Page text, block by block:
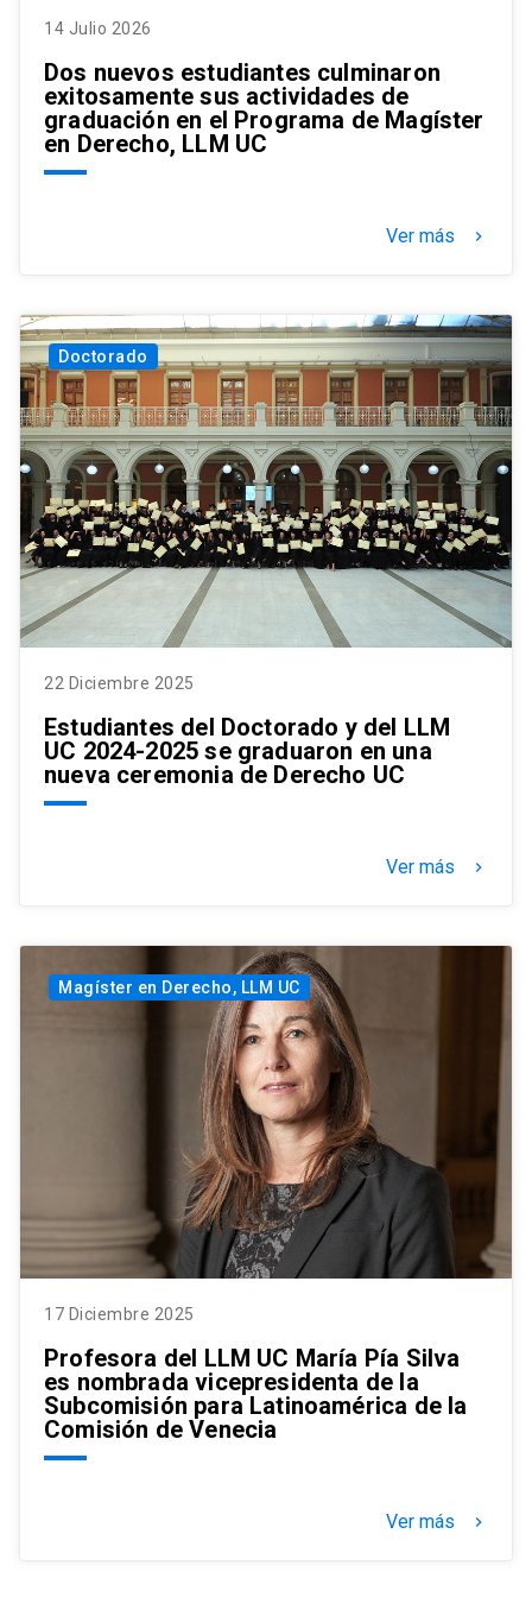
14 Julio 2026
Dos nuevos estudiantes culminaron
exitosamente sus actividades de
graduación en el Programa de Magíster
en Derecho, LLM UC
Ver más keyboard_arrow_right
Doctorado
22 Diciembre 2025
Estudiantes del Doctorado y del LLM
UC 2024-2025 se graduaron en una
nueva ceremonia de Derecho UC
Ver más keyboard_arrow_right
Magíster en Derecho, LLM UC
17 Diciembre 2025
Profesora del LLM UC María Pía Silva
es nombrada vicepresidenta de la
Subcomisión para Latinoamérica de la
Comisión de Venecia
Ver más keyboard_arrow_right